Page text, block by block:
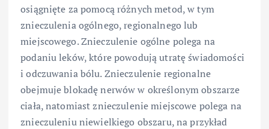
osiągnięte za pomocą różnych metod, w tym
znieczulenia ogólnego, regionalnego lub
miejscowego. Znieczulenie ogólne polega na
podaniu leków, które powodują utratę świadomości
i odczuwania bólu. Znieczulenie regionalne
obejmuje blokadę nerwów w określonym obszarze
ciała, natomiast znieczulenie miejscowe polega na
znieczuleniu niewielkiego obszaru, na przykład